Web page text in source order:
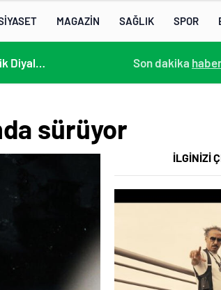
MAGAZİN SAĞLIK SPOR
13. AB-Orta Asya Yüksek Düzeyli Siyasi ve Güvenlik Diyaloğuna Katılım 13:22 /
Son dakika
sürüyor
İLGİNİZİ